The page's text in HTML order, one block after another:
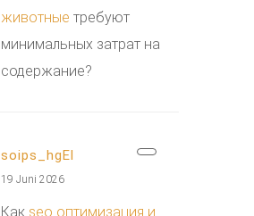
животные требуют
минимальных затрат на
содержание?
soips_hgEl
19 Juni 2026
Как seo оптимизация и